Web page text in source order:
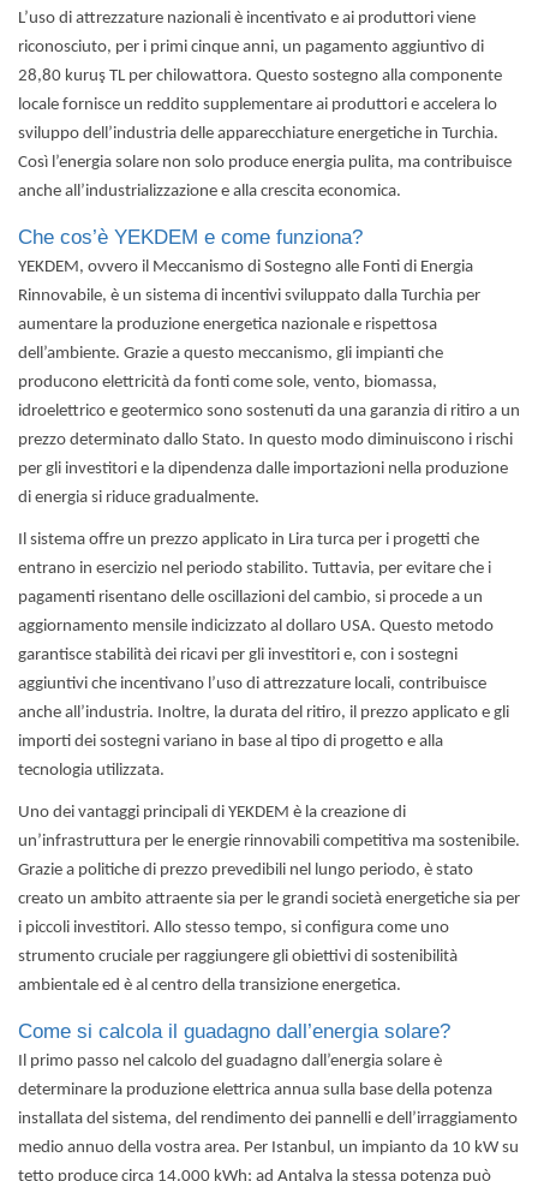
L’uso di attrezzature nazionali è incentivato e ai produttori viene
riconosciuto, per i primi cinque anni, un pagamento aggiuntivo di
28,80 kuruş TL per chilowattora. Questo sostegno alla componente
locale fornisce un reddito supplementare ai produttori e accelera lo
sviluppo dell’industria delle apparecchiature energetiche in Turchia.
Così l’energia solare non solo produce energia pulita, ma contribuisce
anche all’industrializzazione e alla crescita economica.
Che cos’è YEKDEM e come funziona?
YEKDEM, ovvero il Meccanismo di Sostegno alle Fonti di Energia
Rinnovabile, è un sistema di incentivi sviluppato dalla Turchia per
aumentare la produzione energetica nazionale e rispettosa
dell’ambiente. Grazie a questo meccanismo, gli impianti che
producono elettricità da fonti come sole, vento, biomassa,
idroelettrico e geotermico sono sostenuti da una garanzia di ritiro a un
prezzo determinato dallo Stato. In questo modo diminuiscono i rischi
per gli investitori e la dipendenza dalle importazioni nella produzione
di energia si riduce gradualmente.
Il sistema offre un prezzo applicato in Lira turca per i progetti che
entrano in esercizio nel periodo stabilito. Tuttavia, per evitare che i
pagamenti risentano delle oscillazioni del cambio, si procede a un
aggiornamento mensile indicizzato al dollaro USA. Questo metodo
garantisce stabilità dei ricavi per gli investitori e, con i sostegni
aggiuntivi che incentivano l’uso di attrezzature locali, contribuisce
anche all’industria. Inoltre, la durata del ritiro, il prezzo applicato e gli
importi dei sostegni variano in base al tipo di progetto e alla
tecnologia utilizzata.
Uno dei vantaggi principali di YEKDEM è la creazione di
un’infrastruttura per le energie rinnovabili competitiva ma sostenibile.
Grazie a politiche di prezzo prevedibili nel lungo periodo, è stato
creato un ambito attraente sia per le grandi società energetiche sia per
i piccoli investitori. Allo stesso tempo, si configura come uno
strumento cruciale per raggiungere gli obiettivi di sostenibilità
ambientale ed è al centro della transizione energetica.
Come si calcola il guadagno dall’energia solare?
Il primo passo nel calcolo del guadagno dall’energia solare è
determinare la produzione elettrica annua sulla base della potenza
installata del sistema, del rendimento dei pannelli e dell’irraggiamento
medio annuo della vostra area. Per Istanbul, un impianto da 10 kW su
tetto produce circa 14.000 kWh; ad Antalya la stessa potenza può